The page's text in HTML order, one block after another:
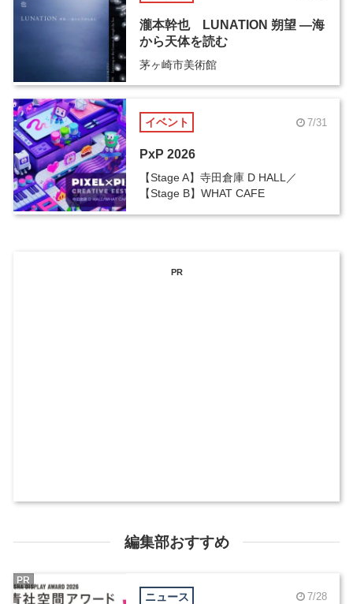
瀧本幹也 LUNATION 朔望 ―海
から天体を読む
茅ヶ崎市美術館
イベント 7/31
PxP 2026
【Stage A】寺田倉庫 D HALL／
【Stage B】WHAT CAFE
PR
編集部おすすめ
ニュース 7/28
PR